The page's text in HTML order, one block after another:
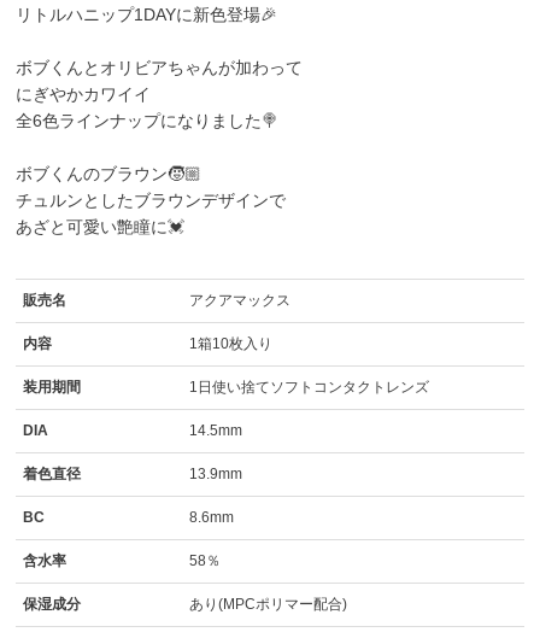
リトルハニップ1DAYに新色登場🎉
ボブくんとオリビアちゃんが加わって
にぎやかカワイイ
全6色ラインナップになりました🍭
ボブくんのブラウン🧒🏼
チュルンとしたブラウンデザインで
あざと可愛い艶瞳に💓
販売名 アクアマックス
内容 1箱10枚入り
装用期間 1日使い捨てソフトコンタクトレンズ
DIA 14.5mm
着色直径 13.9mm
BC 8.6mm
含水率 58％
保湿成分 あり(MPCポリマー配合)